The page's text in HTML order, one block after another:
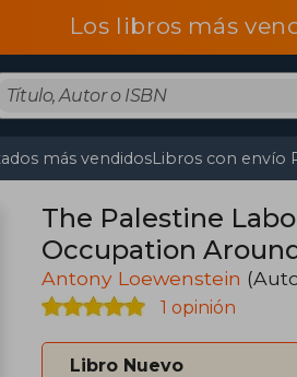
Los libros más
más vendidosLibros con envío
The Palestine
Occupation
Antony Loewenstein
1 opinión
Libro Nuevo